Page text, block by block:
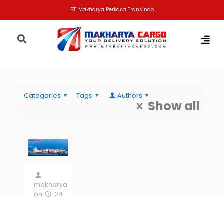
PT. Makharya Perkasa Transindo
Categories Tags Authors
Show all
makharya
on
24